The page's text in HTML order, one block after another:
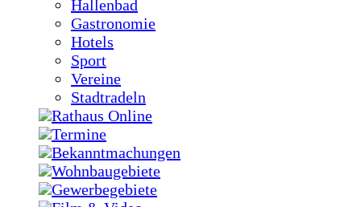
Hallenbad
Gastronomie
Hotels
Sport
Vereine
Stadtradeln
Rathaus Online
Termine
Bekanntmachungen
Wohnbaugebiete
Gewerbegebiete